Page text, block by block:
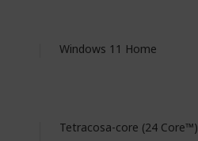
Windows 11 Home
Tetracosa-core (24 Core™)